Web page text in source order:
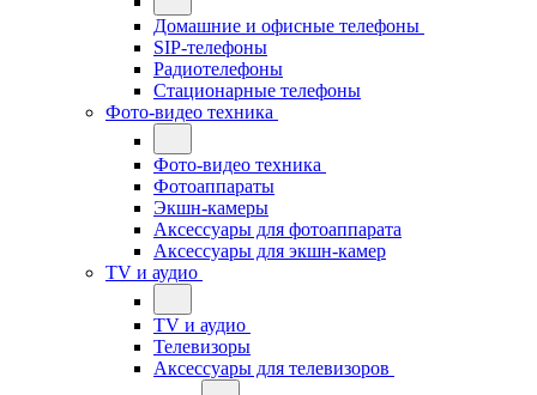
Домашние и офисные телефоны
SIP-телефоны
Радиотелефоны
Стационарные телефоны
Фото-видео техника
Фото-видео техника
Фотоаппараты
Экшн-камеры
Аксессуары для фотоаппарата
Аксессуары для экшн-камер
TV и аудио
TV и аудио
Телевизоры
Аксессуары для телевизоров